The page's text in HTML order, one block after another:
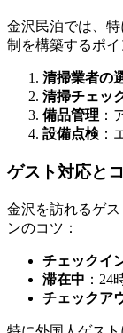
金沢民泊では、
制を構築するポイ
清掃業者の
清掃チェッ
備品管理 ：
設備点検 ：
ゲスト対応と
金沢を訪れるゲ
ンのコツ：
チェックイ
滞在中 ：24
チェックア